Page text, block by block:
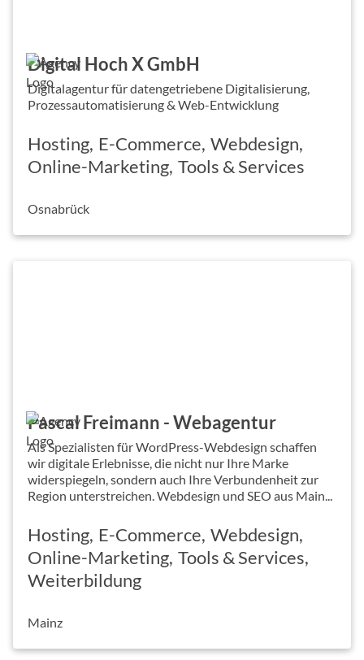
Digital Hoch X GmbH
Digitalagentur für datengetriebene Digitalisierung,
Prozessautomatisierung & Web-Entwicklung
Hosting E-Commerce Webdesign
Online-Marketing Tools & Services
Osnabrück
Pascal Freimann - Webagentur
Als Spezialisten für WordPress-Webdesign schaffen
wir digitale Erlebnisse, die nicht nur Ihre Marke
widerspiegeln, sondern auch Ihre Verbundenheit zur
Region unterstreichen. Webdesign und SEO aus Main...
Hosting E-Commerce Webdesign
Online-Marketing Tools & Services
Weiterbildung
Mainz